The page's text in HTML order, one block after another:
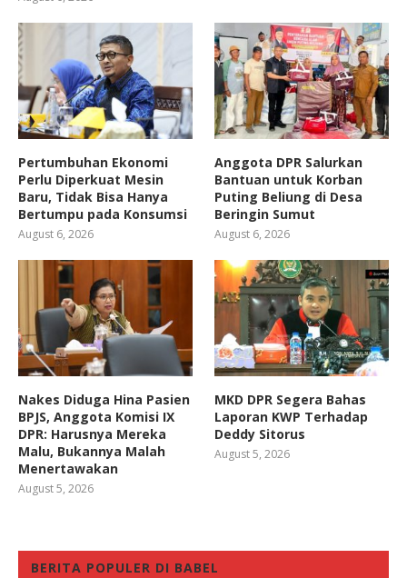
Pertumbuhan Ekonomi
Perlu Diperkuat Mesin
Baru, Tidak Bisa Hanya
Bertumpu pada Konsumsi
August 6, 2026
Anggota DPR Salurkan
Bantuan untuk Korban
Puting Beliung di Desa
Beringin Sumut
August 6, 2026
Nakes Diduga Hina Pasien
BPJS, Anggota Komisi IX
DPR: Harusnya Mereka
Malu, Bukannya Malah
Menertawakan
August 5, 2026
MKD DPR Segera Bahas
Laporan KWP Terhadap
Deddy Sitorus
August 5, 2026
BERITA POPULER DI BABEL